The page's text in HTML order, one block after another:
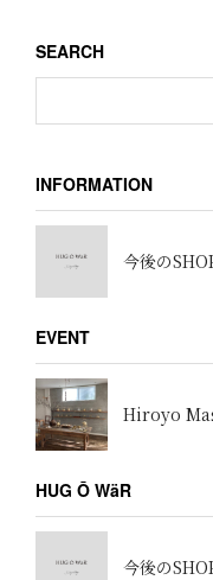
ン
SEARCH
INFORMATION
今後の
EVENT
Hiroyo
HUG Ō WäR
今後の